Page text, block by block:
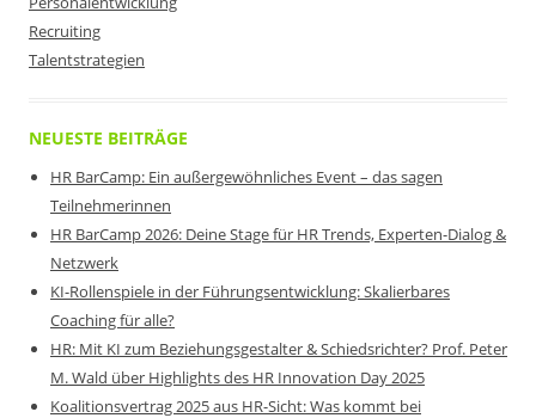
Recruiting
Talentstrategien
NEUESTE BEITRÄGE
HR BarCamp: Ein außergewöhnliches Event – das sagen
Teilnehmerinnen
HR BarCamp 2026: Deine Stage für HR Trends, Experten-Dialog &
Netzwerk
KI-Rollenspiele in der Führungsentwicklung: Skalierbares
Coaching für alle?
HR: Mit KI zum Beziehungsgestalter & Schiedsrichter? Prof. Peter
M. Wald über Highlights des HR Innovation Day 2025
Koalitionsvertrag 2025 aus HR-Sicht: Was kommt bei